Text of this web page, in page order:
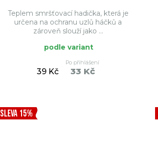
Teplem smršťovací hadička, která je
určena na ochranu uzlů háčků a
zároveň slouží jako ...
podle variant
39 Kč
Po přihlášení
33 Kč
SLEVA 15%